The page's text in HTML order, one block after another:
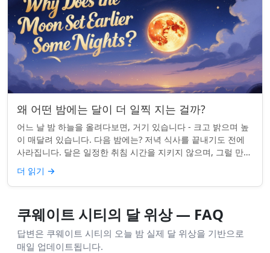
왜 어떤 밤에는 달이 더 일찍 지는 걸까?
어느 날 밤 하늘을 올려다보면, 거기 있습니다 - 크고 밝으며 높
이 매달려 있습니다. 다음 밤에는? 저녁 식사를 끝내기도 전에
사라집니다. 달은 일정한 취침 시간을 지키지 않으며, 그럴 만한
좋은 이유가 있습니다. ...
더 읽기 →
쿠웨이트 시티의 달 위상 — FAQ
답변은 쿠웨이트 시티의 오늘 밤 실제 달 위상을 기반으로
매일 업데이트됩니다.